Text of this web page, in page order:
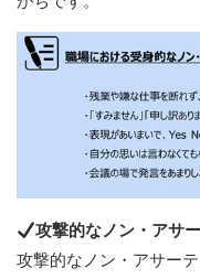
攻撃的なノン・アサ
攻撃的なノン・アサー